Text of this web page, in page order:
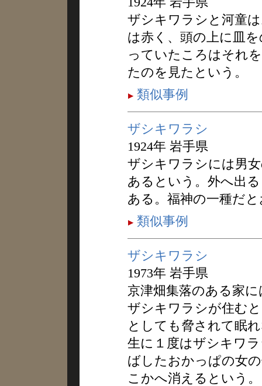
ザシキワラシと河童
は赤く、頭の上に皿
っていたころはそれ
たのを見たという。
類似事例
ザシキワラシ
1924年 岩手県
ザシキワラシには男
あるという。外へ出
ある。福神の一種だ
類似事例
ザシキワラシ
1973年 岩手県
京津畑集落のある家
ザシキワラシが住む
としても脅されて眠
生に１度はザシキワ
ばしたおかっぱの女
こかへ消えるという。